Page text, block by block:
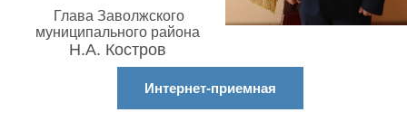
Глава Заволжского
муниципального района
Н.А. Костров
Интернет-приемная